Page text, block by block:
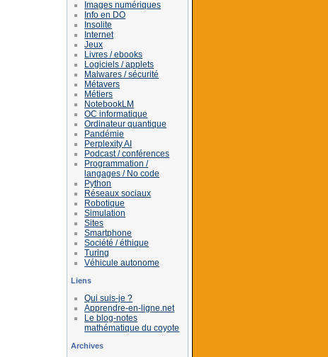
Images numériques
Info en DO
Insolite
Internet
Jeux
Livres / ebooks
Logiciels / applets
Malwares / sécurité
Métavers
Métiers
NotebookLM
OC informatique
Ordinateur quantique
Pandémie
Perplexity AI
Podcast / conférences
Programmation /
langages / No code
Python
Réseaux sociaux
Robotique
Simulation
Sites
Smartphone
Société / éthique
Turing
Véhicule autonome
Liens
Qui suis-je ?
Apprendre-en-ligne.net
Le blog-notes
mathématique du coyote
Archives